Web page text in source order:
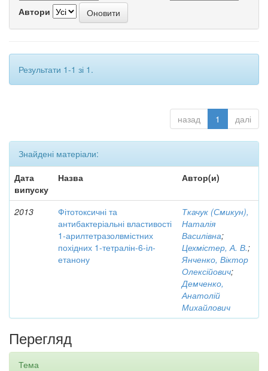
Автори
Результати 1-1 зі 1.
назад 1 далі
Знайдені матеріали:
Дата
випуску
Назва Автор(и)
2013
Фітотоксичні та
антибактеріальні властивості
1-арилтетразолвмістних
похідних 1-тетралін-6-іл-
етанону
Ткачук (Смикун),
Наталія
Василівна;
Цехмістер, А. В.;
Янченко, Віктор
Олексійович;
Демченко,
Анатолій
Михайлович
Перегляд
Тема